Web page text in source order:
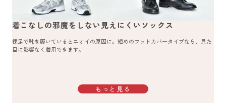
着こなしの邪魔をしない見えにくいソックス
裸足で靴を履いているとニオイの原因に。短めのフットカバータイプなら、見た
目に影響なく着用できます。
もっと見る